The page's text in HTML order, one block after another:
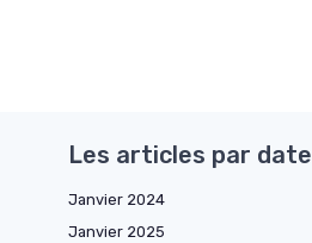
Les articles par date
Janvier 2024
Janvier 2025